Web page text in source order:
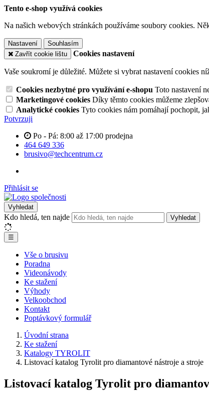
Tento e-shop využívá cookies
Na našich webových stránkách používáme soubory cookies.
Nastavení
Souhlasím
Zavřít cookie lištu
Cookies nastavení
Vaše soukromí je důležité. Můžete si vybrat nastavení cookies
Cookies nezbytné pro využívání e-shopu Toto nastavení
Marketingové cookies Díky těmto cookies můžeme
Analytické cookies Tyto cookies nám pomáhají pochopit,
Potvrzuji
Po - Pá: 8:00 až 17:00 prodejna
464 649 336
brusivo@techcentrum.cz
Přihlásit se
Vyhledat
Kdo hledá, ten najde Vyhledat
☰
Vše o brusivu
Poradna
Videonávody
Ke stažení
Výhody
Velkoobchod
Kontakt
Poptávkový formulář
Úvodní strana
Ke stažení
Katalogy TYROLIT
Listovací katalog Tyrolit pro diamantové nástroje a stroje
Listovací katalog Tyrolit pro